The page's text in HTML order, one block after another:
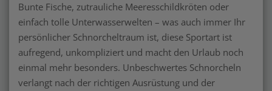
Bunte Fische, zutrauliche Meeresschildkröten oder
einfach tolle Unterwasserwelten – was auch immer Ihr
persönlicher Schnorcheltraum ist, diese Sportart ist
aufregend, unkompliziert und macht den Urlaub noch
einmal mehr besonders. Unbeschwertes Schnorcheln
verlangt nach der richtigen Ausrüstung und der